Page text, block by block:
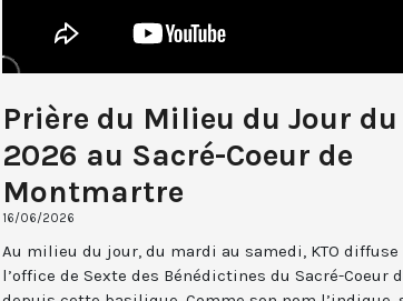
Prière du Milieu du Jour
2026 au Sacré-Coeur de
Montmartre
16/06/2026
Au milieu du jour, du mardi au samedi, KTO diffuse
l’office de Sexte des Bénédictines du Sacré-Coeur